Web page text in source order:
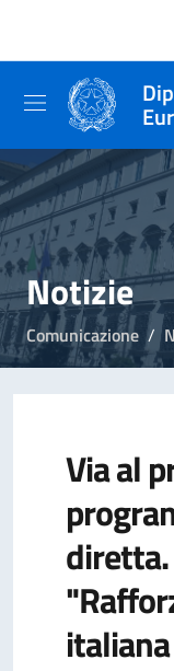
Notizie
Comunicazione
Via al